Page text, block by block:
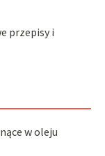
przepisy i
w oleju